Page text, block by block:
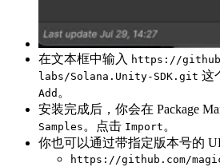
在文本框中输入 https://
labs/Solana.Unity-SDK.git 这
Add 。
安装完成后，你会在 Package
Samples。点击 Import。
你也可以通过带指定版本号的
https://github.com/